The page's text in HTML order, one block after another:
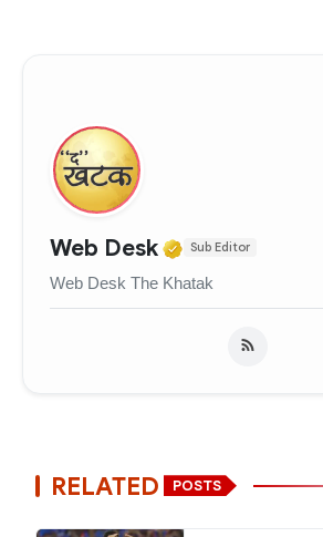
Web Desk Verified
Sub Editor
Web Desk The Khatak
RELATED POSTS